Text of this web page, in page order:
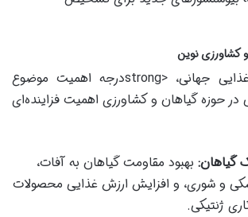
نوین
با چالش امنیت غذایی جهانی، <strongدرجه اهمیت موضوع
حوزه گیاهان و کشاورزی اهمیت فزاینده‌ای
گیاهان: بهبود مقاومت گیاهان به آفات،
و شوری، و افزایش ارزش غذایی محصولات
ژنتیکی.